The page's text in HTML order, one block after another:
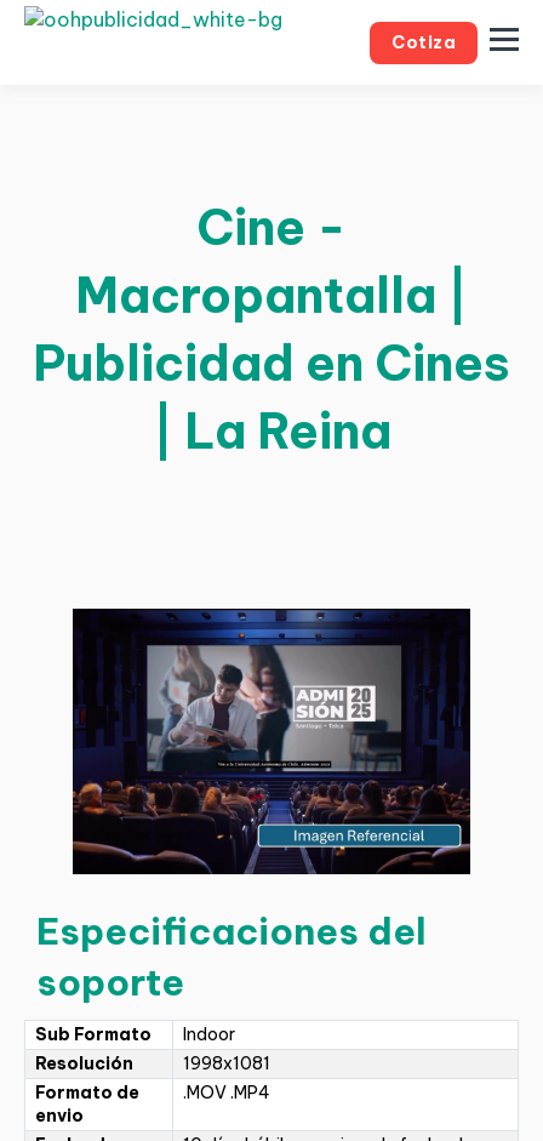
Cotiza
Cine -
Macropantalla |
Publicidad en Cines
| La Reina
Especificaciones del
soporte
Sub Formato
Indoor
Resolución
1998x1081
Formato de
envio
.MOV .MP4